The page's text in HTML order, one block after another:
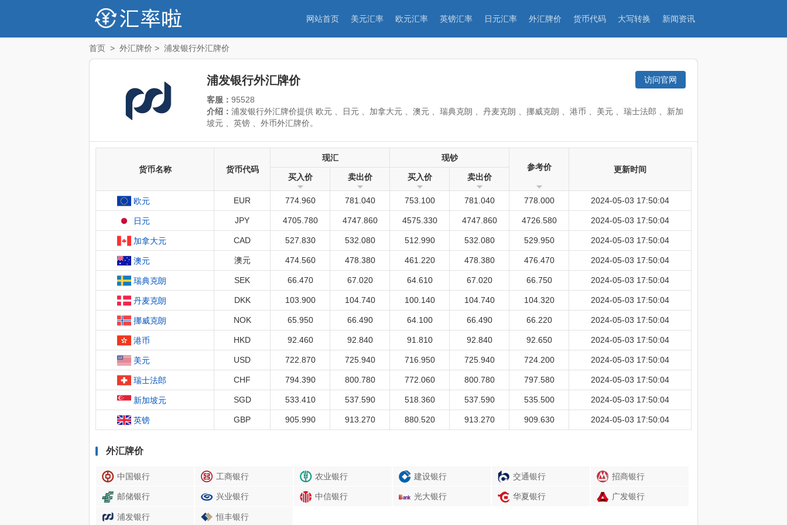
网站首页 美元汇率 欧元汇率 英镑汇率 日元汇率 外汇牌价 货币代码 大写转换 新闻资讯
首页 > 外汇牌价 > 浦发银行外汇牌价
浦发银行外汇牌价
客服： 95528
介绍： 浦发银行外汇牌价提供 欧元 、日元 、加拿大元 、澳元 、瑞典克朗 、丹麦克朗 、挪威克朗 、港币 、美元 、瑞士法郎 、新加
坡元 、英镑 、外币外汇牌价。
访问官网
货币名称 货币代码
现汇
现钞
参考价
更新时间
买入价
卖出价 买入价 卖出价
欧元 EUR 774.960 781.040 753.100 781.040 778.000 2024-05-03 17:50:04
日元 JPY 4705.780 4747.860 4575.330 4747.860 4726.580 2024-05-03 17:50:04
加拿大元 CAD 527.830 532.080 512.990 532.080 529.950 2024-05-03 17:50:04
澳元 澳元 474.560 478.380 461.220 478.380 476.470 2024-05-03 17:50:04
瑞典克朗 SEK 66.470 67.020 64.610 67.020 66.750 2024-05-03 17:50:04
丹麦克朗 DKK 103.900 104.740 100.140 104.740 104.320 2024-05-03 17:50:04
挪威克朗 NOK 65.950 66.490 64.100 66.490 66.220 2024-05-03 17:50:04
港币 HKD 92.460 92.840 91.810 92.840 92.650 2024-05-03 17:50:04
美元 USD 722.870 725.940 716.950 725.940 724.200 2024-05-03 17:50:04
瑞士法郎 CHF 794.390 800.780 772.060 800.780 797.580 2024-05-03 17:50:04
新加坡元 SGD 533.410 537.590 518.360 537.590 535.500 2024-05-03 17:50:04
英镑 GBP 905.990 913.270 880.520 913.270 909.630 2024-05-03 17:50:04
外汇牌价
中国银行 工商银行 农业银行 建设银行 交通银行 招商银行
邮储银行 兴业银行 中信银行 光大银行 华夏银行 广发银行
浦发银行 恒丰银行